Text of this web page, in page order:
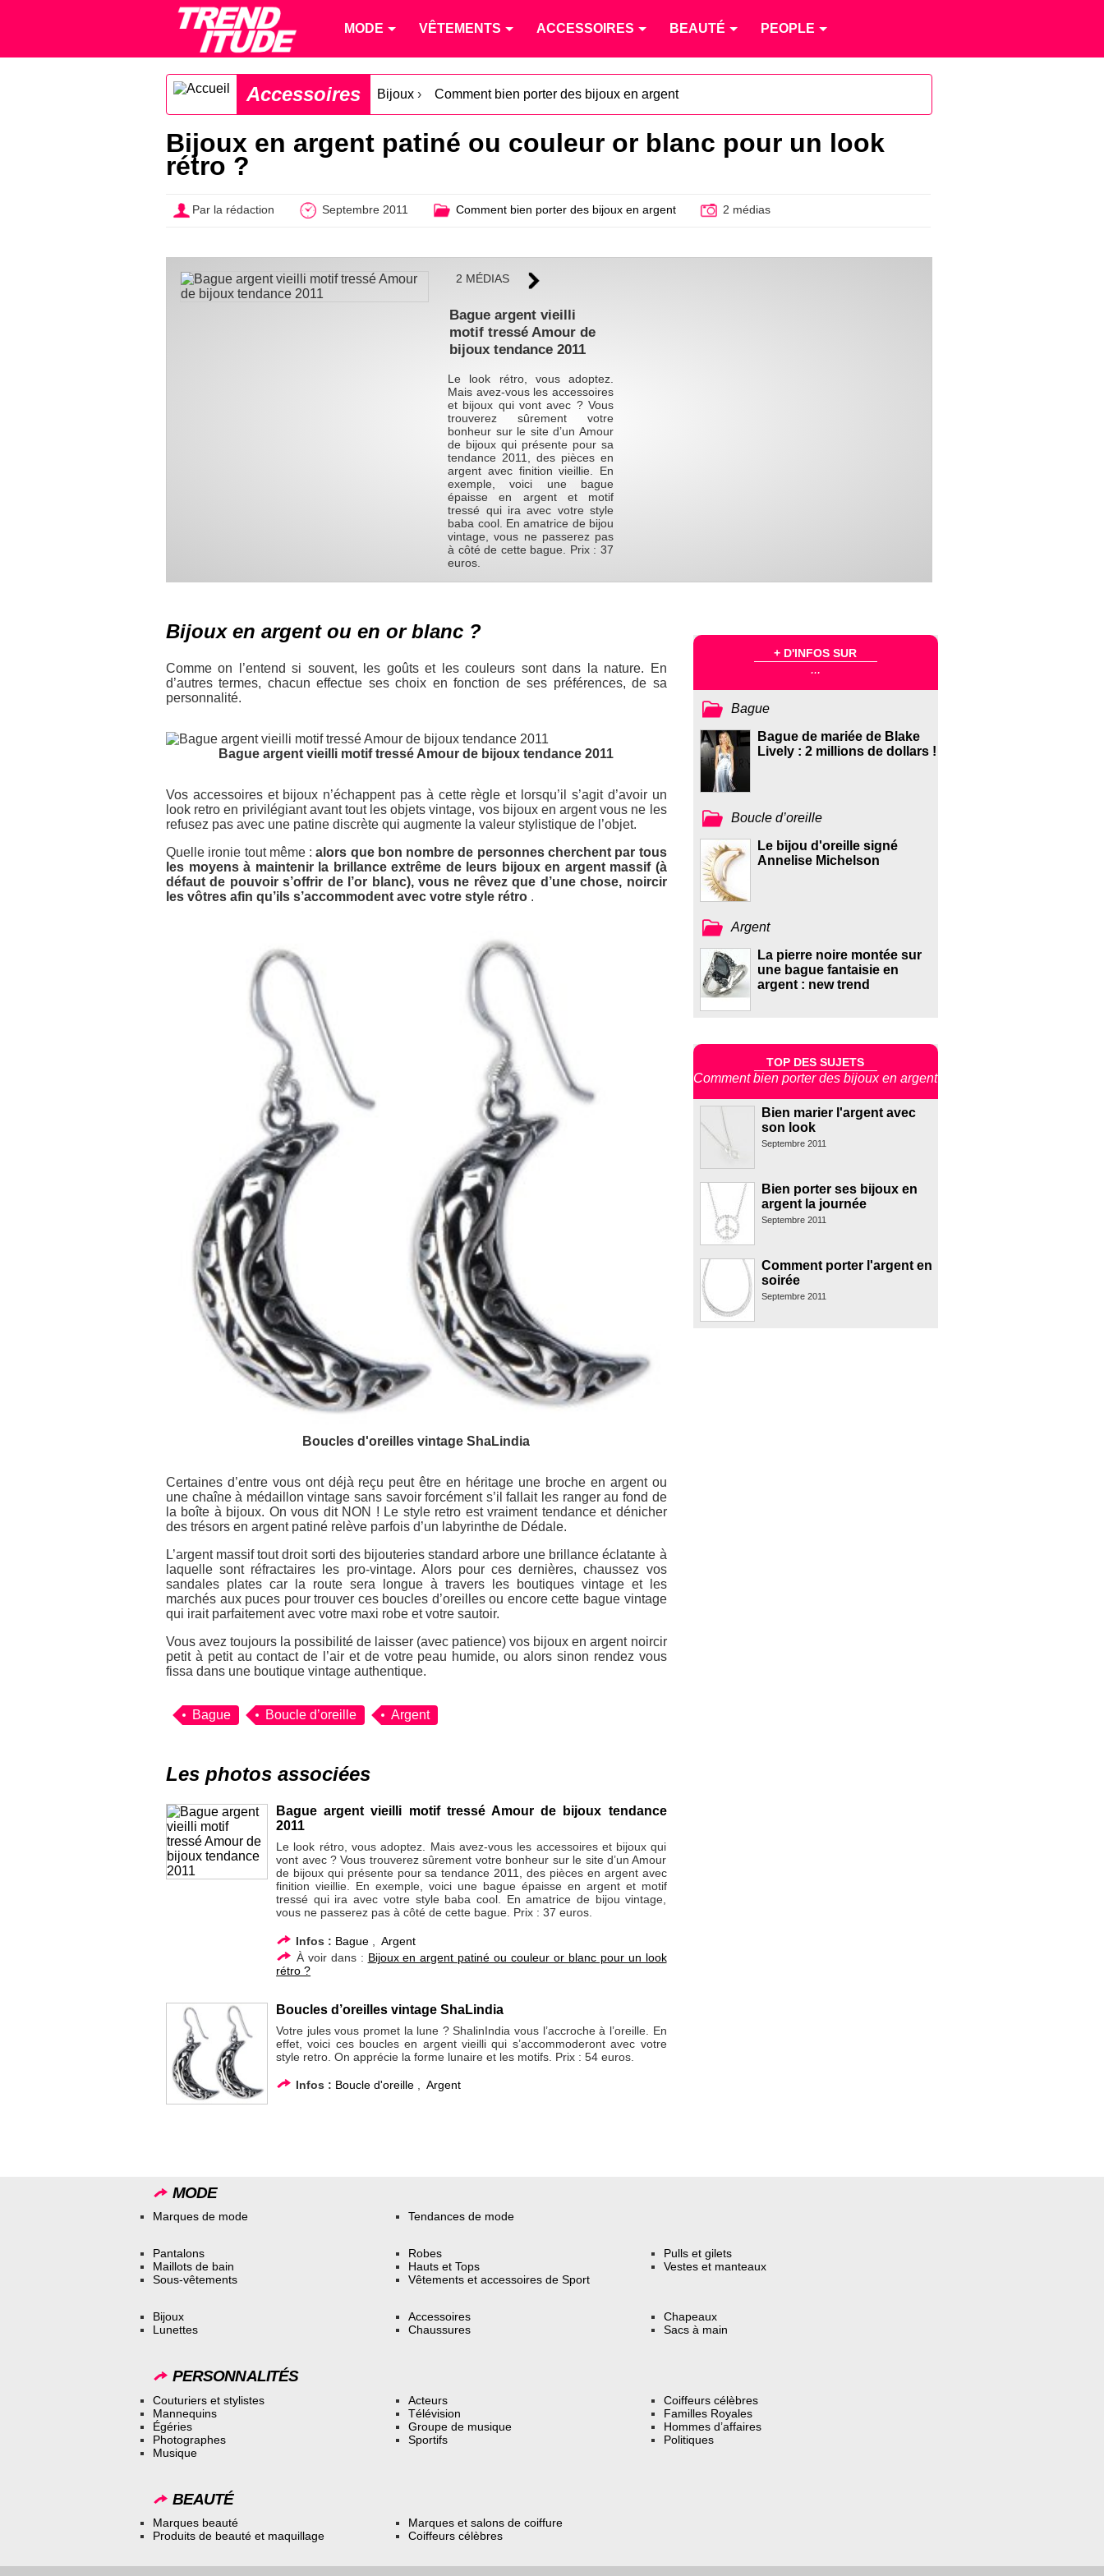
MODE VÊTEMENTS ACCESSOIRES BEAUTÉ PEOPLE
Accessoires Bijoux › Comment bien porter des bijoux en argent
Bijoux en argent patiné ou couleur or blanc pour un look
rétro ?
Par la rédaction Septembre 2011 Comment bien porter des bijoux en argent 2 médias
2 MÉDIAS
Bague argent vieilli
motif tressé Amour de
bijoux tendance 2011
Le look rétro, vous adoptez.
Mais avez-vous les accessoires
et bijoux qui vont avec ? Vous
trouverez sûrement votre
bonheur sur le site d’un Amour
de bijoux qui présente pour sa
tendance 2011, des pièces en
argent avec finition vieillie. En
exemple, voici une bague
épaisse en argent et motif
tressé qui ira avec votre style
baba cool. En amatrice de bijou
vintage, vous ne passerez pas
à côté de cette bague. Prix : 37
euros.
Bijoux en argent ou en or blanc ?
Comme on l’entend si souvent, les goûts et les couleurs sont dans la nature. En
d’autres termes, chacun effectue ses choix en fonction de ses préférences, de sa
personnalité.
Bague argent vieilli motif tressé Amour de bijoux tendance 2011
Vos accessoires et bijoux n’échappent pas à cette règle et lorsqu’il s’agit d’avoir un
look retro en privilégiant avant tout les objets vintage, vos bijoux en argent vous ne les
refusez pas avec une patine discrète qui augmente la valeur stylistique de l’objet.
Quelle ironie tout même :alors que bon nombre de personnes cherchent par tous
les moyens à maintenir la brillance extrême de leurs bijoux en argent massif (à
défaut de pouvoir s’offrir de l’or blanc), vous ne rêvez que d’une chose, noircir
les vôtres afin qu’ils s’accommodent avec votre style rétro .
Boucles d'oreilles vintage ShaLindia
Certaines d’entre vous ont déjà reçu peut être en héritage une broche en argent ou
une chaîne à médaillon vintage sans savoir forcément s’il fallait les ranger au fond de
la boîte à bijoux. On vous dit NON ! Le style retro est vraiment tendance et dénicher
des trésors en argent patiné relève parfois d’un labyrinthe de Dédale.
L’argent massif tout droit sorti des bijouteries standard arbore une brillance éclatante à
laquelle sont réfractaires les pro-vintage. Alors pour ces dernières, chaussez vos
sandales plates car la route sera longue à travers les boutiques vintage et les
marchés aux puces pour trouver ces boucles d’oreilles ou encore cette bague vintage
qui irait parfaitement avec votre maxi robe et votre sautoir.
Vous avez toujours la possibilité de laisser (avec patience) vos bijoux en argent noircir
petit à petit au contact de l’air et de votre peau humide, ou alors sinon rendez vous
fissa dans une boutique vintage authentique.
Bague Boucle d’oreille Argent
Les photos associées
Bague argent vieilli motif tressé Amour de bijoux tendance
2011
Le look rétro, vous adoptez. Mais avez-vous les accessoires et bijoux qui
vont avec ? Vous trouverez sûrement votre bonheur sur le site d’un Amour
de bijoux qui présente pour sa tendance 2011, des pièces en argent avec
finition vieillie. En exemple, voici une bague épaisse en argent et motif
tressé qui ira avec votre style baba cool. En amatrice de bijou vintage,
vous ne passerez pas à côté de cette bague. Prix : 37 euros.
Infos : Bague ,Argent
À voir dans : Bijoux en argent patiné ou couleur or blanc pour un look
rétro ?
Boucles d’oreilles vintage ShaLindia
Votre jules vous promet la lune ? ShalinIndia vous l’accroche à l’oreille. En
effet, voici ces boucles en argent vieilli qui s’accommoderont avec votre
style retro. On apprécie la forme lunaire et les motifs. Prix : 54 euros.
Infos : Boucle d'oreille ,Argent
+ D'INFOS SUR
...
Bague
Bague de mariée de Blake
Lively : 2 millions de dollars !
Boucle d’oreille
Le bijou d'oreille signé
Annelise Michelson
Argent
La pierre noire montée sur
une bague fantaisie en
argent : new trend
TOP DES SUJETS
Comment bien porter des bijoux en argent
Bien marier l'argent avec
son look
Septembre 2011
Bien porter ses bijoux en
argent la journée
Septembre 2011
Comment porter l'argent en
soirée
Septembre 2011
MODE
Marques de mode Tendances de mode
Pantalons
Maillots de bain
Sous-vêtements
Robes
Hauts et Tops
Vêtements et accessoires de Sport
Pulls et gilets
Vestes et manteaux
Bijoux
Lunettes
Accessoires
Chaussures
Chapeaux
Sacs à main
PERSONNALITÉS
Couturiers et stylistes
Mannequins
Égéries
Photographes
Musique
Acteurs
Télévision
Groupe de musique
Sportifs
Coiffeurs célèbres
Familles Royales
Hommes d’affaires
Politiques
BEAUTÉ
Marques beauté
Produits de beauté et maquillage
Marques et salons de coiffure
Coiffeurs célèbres